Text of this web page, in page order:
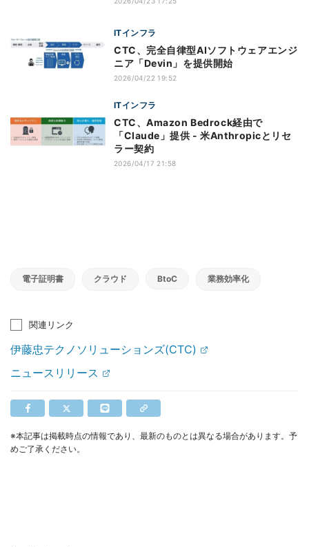
ITインフラ
CTC、完全自律型AIソフトウェアエンジ
ニア「Devin」を提供開始
2026/04/22 19:52
ITインフラ
CTC、Amazon Bedrock経由で
「Claude」提供 - 米Anthropicとリセ
ラー契約
2026/04/17 21:58
電子証明書 クラウド BtoC 業務効率化
関連リンク
伊藤忠テクノソリューションズ(CTC)
ニュースリリース
※本記事は掲載時点の情報であり、最新のものとは異なる場合があります。予
めご了承ください。